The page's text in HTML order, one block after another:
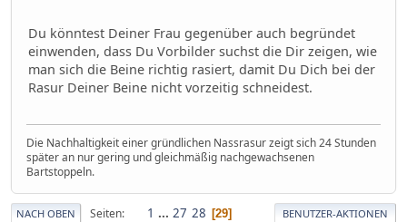
Du könntest Deiner Frau gegenüber auch begründet
einwenden, dass Du Vorbilder suchst die Dir zeigen, wie
man sich die Beine richtig rasiert, damit Du Dich bei der
Rasur Deiner Beine nicht vorzeitig schneidest.
Die Nachhaltigkeit einer gründlichen Nassrasur zeigt sich 24 Stunden
später an nur gering und gleichmäßig nachgewachsenen
Bartstoppeln.
NACH OBEN Seiten 1 ... 27 28 29 BENUTZER-AKTIONEN